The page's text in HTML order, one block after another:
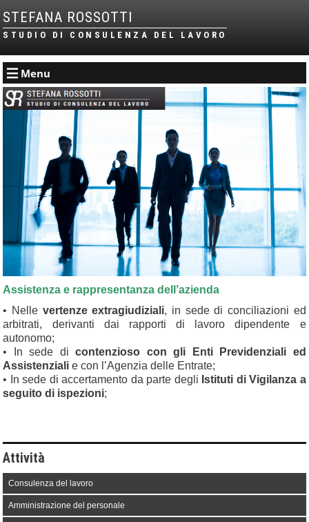
STEFANA ROSSOTTI
STUDIO DI CONSULENZA DEL LAVORO
Menu
Assistenza e rappresentanza dell’azienda
• Nelle vertenze extragiudiziali, in sede di conciliazioni ed
arbitrati, derivanti dai rapporti di lavoro dipendente e
autonomo;
• In sede dicontenzioso con gli Enti Previdenziali ed
Assistenziali e con l’Agenzia delle Entrate;
• In sede di accertamento da parte degli Istituti di Vigilanza a
seguito di ispezioni;
Attività
Consulenza del lavoro
Amministrazione del personale